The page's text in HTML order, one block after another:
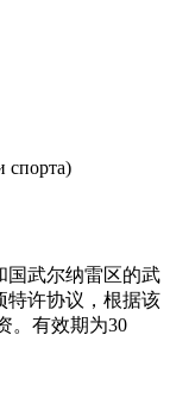
спорта)
国武尔纳雷区的武
特许协议，根据该
。有效期为30